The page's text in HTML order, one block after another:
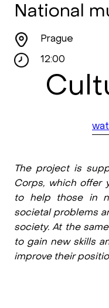
National
Prague
12:00
The project is
Corps, which offer
to help those in
societal problems
society. At the
to gain new skills
improve their